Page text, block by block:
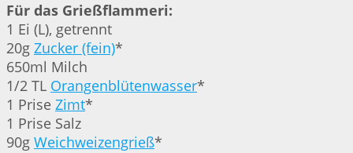
Für das Grießflammeri:
1 Ei (L), getrennt
20g Zucker (fein)*
650ml Milch
1/2 TL Orangenblütenwasser*
1 Prise Zimt*
1 Prise Salz
90g Weichweizengrieß*